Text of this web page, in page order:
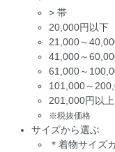
> 帯
20,000円以下
21,000～
41,000～
61,000～
101,000～
201,000円以上
※税抜価格
サイズから選ぶ
＊着物サイズ